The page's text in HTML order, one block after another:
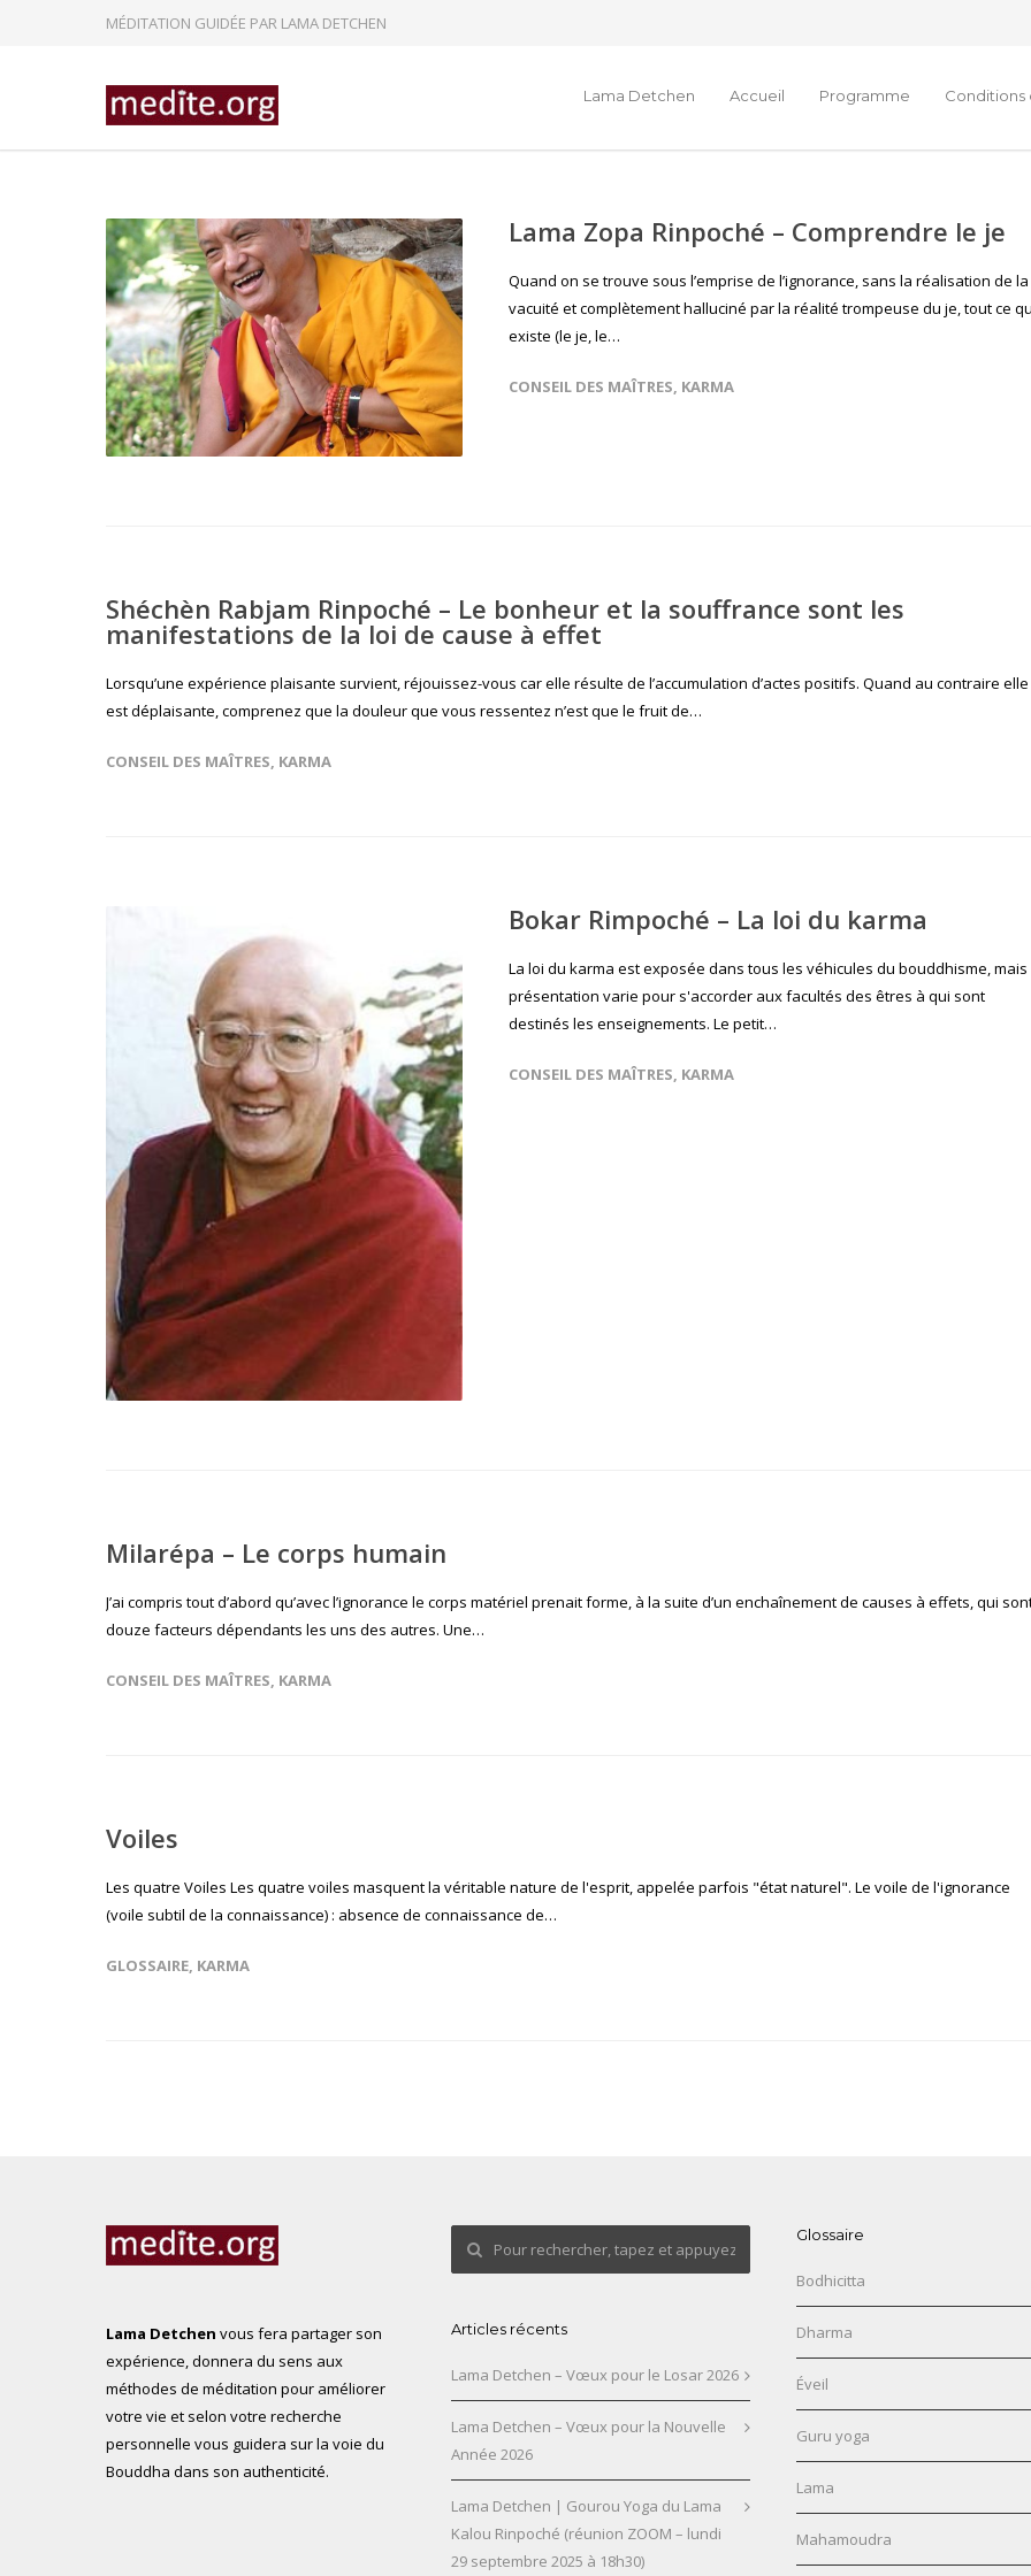
MÉDITATION GUIDÉE PAR LAMA DETCHEN
Lama Detchen Accueil Programme
Lama Zopa Rinpoché – Comprendre le je
Quand on se trouve sous l’emprise de l’ignorance, sans la réalisation de la
vacuité et complètement halluciné par la réalité trompeuse du je, tout ce
existe (le je, le…
CONSEIL DES MAÎTRES, KARMA
Shéchèn Rabjam Rinpoché – Le bonheur et la souffrance sont les
manifestations de la loi de cause à effet
Lorsqu’une expérience plaisante survient, réjouissez-vous car elle résulte de l’accumulation d’actes positifs. Quand au contraire elle
est déplaisante, comprenez que la douleur que vous ressentez n’est que le fruit de…
CONSEIL DES MAÎTRES, KARMA
Bokar Rimpoché – La loi du karma
La loi du karma est exposée dans tous les véhicules du bouddhisme, mais
présentation varie pour s'accorder aux facultés des êtres à qui sont
destinés les enseignements. Le petit…
CONSEIL DES MAÎTRES, KARMA
Milarépa – Le corps humain
J’ai compris tout d’abord qu’avec l’ignorance le corps matériel prenait forme, à la suite d’un enchaînement de causes à effets, qui
douze facteurs dépendants les uns des autres. Une…
CONSEIL DES MAÎTRES, KARMA
Voiles
Les quatre Voiles Les quatre voiles masquent la véritable nature de l'esprit, appelée parfois "état naturel". Le voile de l'ignorance
(voile subtil de la connaissance) : absence de connaissance de…
GLOSSAIRE, KARMA
Lama Detchen vous fera partager son
expérience, donnera du sens aux
méthodes de méditation pour améliorer
votre vie et selon votre recherche
personnelle vous guidera sur la voie du
Bouddha dans son authenticité.
Articles récents
Lama Detchen – Vœux pour le Losar 2026
Lama Detchen – Vœux pour la Nouvelle
Année 2026
Lama Detchen | Gourou Yoga du Lama
Kalou Rinpoché (réunion ZOOM – lundi
29 septembre 2025 à 18h30)
Glossaire
Bodhicitta
Dharma
Éveil
Guru yoga
Lama
Mahamoudra